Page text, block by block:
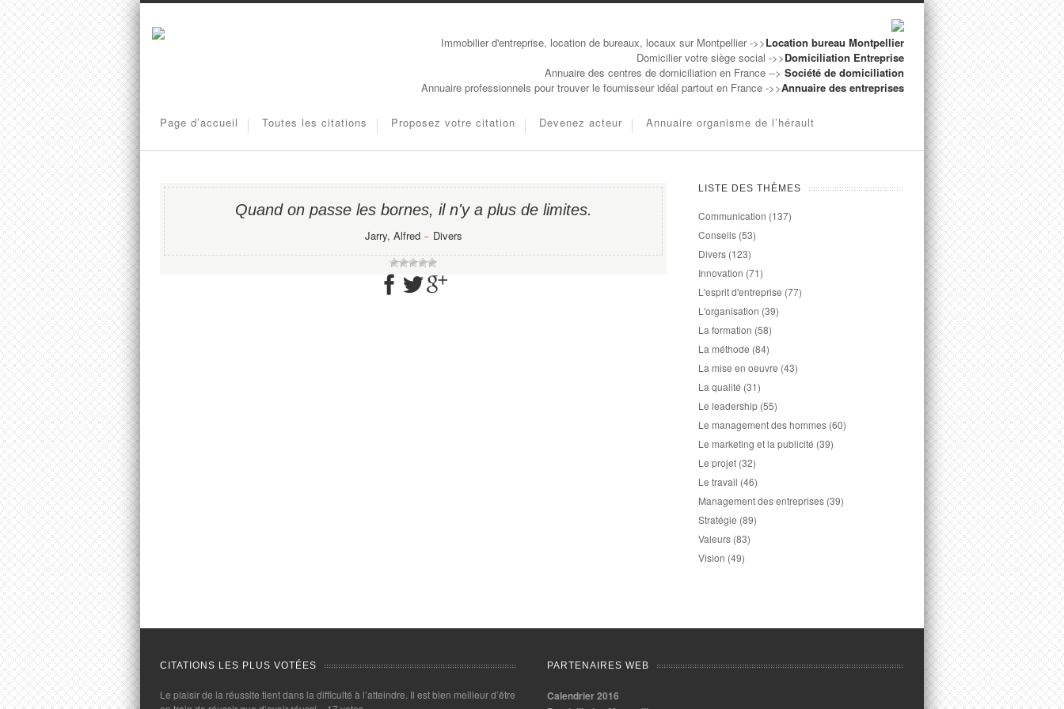
Immobilier d'entreprise, location de bureaux, locaux sur Montpellier ->>Location bureau Montpellier
Domicilier votre siège social ->>Domiciliation Entreprise
Annuaire des centres de domiciliation en France --> Société de domiciliation
Annuaire professionnels pour trouver le fournisseur idéal partout en France ->>Annuaire des entreprises
Page d’accueil Toutes les citations Proposez votre citation Devenez acteur Annuaire organisme de l’hérault
Quand on passe les bornes, il n'y a plus de limites.
Jarry, Alfred− Divers
LISTE DES THÈMES
Communication (137)
Conseils (53)
Divers (123)
Innovation (71)
L'esprit d'entreprise (77)
L'organisation (39)
La formation (58)
La méthode (84)
La mise en oeuvre (43)
La qualité (31)
Le leadership (55)
Le management des hommes (60)
Le marketing et la publicité (39)
Le projet (32)
Le travail (46)
Management des entreprises (39)
Stratégie (89)
Valeurs (83)
Vision (49)
CITATIONS LES PLUS VOTÉES
Le plaisir de la réussite tient dans la difficulté à l’atteindre. Il est bien meilleur d’être
PARTENAIRES WEB
Calendrier 2016